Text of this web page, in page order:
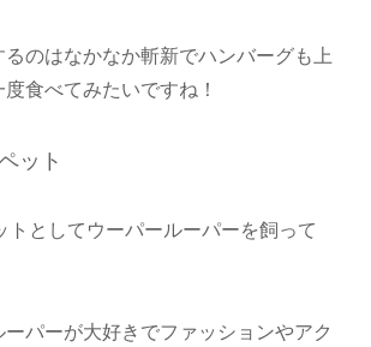
のはなかなか斬新でハンバーグも上
食べてみたいですね！
ット
トとしてウーパールーパーを飼って
パーが大好きでファッションやアク